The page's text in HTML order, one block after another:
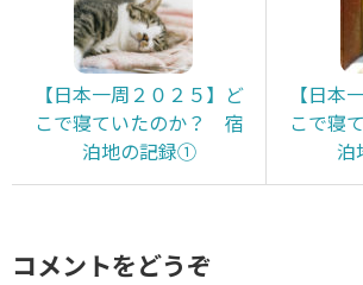
【日本一周２０２５】ど
こで寝ていたのか？ 宿
泊地の記録①
【日本
こで寝
泊
コメントをどうぞ